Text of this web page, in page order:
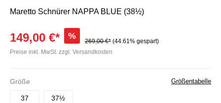
Maretto Schnürer NAPPA BLUE (38½)
149,00 €* %
269,00 €* (44.61% gespart)
Preise inkl. MwSt. zzgl. Versandkosten
Größe Größentabelle
37 37½